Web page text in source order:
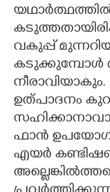
വകുപ്പ്
കടുക്കുമ്പോൾ
ഉത്പാദനം
ഫാൻ
എയർ